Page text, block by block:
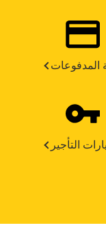
المدفوعات
التأجير